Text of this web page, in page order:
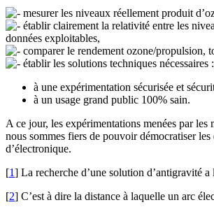
mesurer les niveaux réellement produit
établir clairement la relativité entre les
données exploitables,
comparer le rendement ozone/propulsion,
établir les solutions techniques nécessaires :
à une expérimentation sécurisée et
à un usage grand public 100% sain.
A ce jour, les expérimentations menées par
nous sommes fiers de pouvoir démocratiser
d’électronique.
[1] La recherche d’une solution d’antigravité
[2] C’est à dire la distance à laquelle un arc